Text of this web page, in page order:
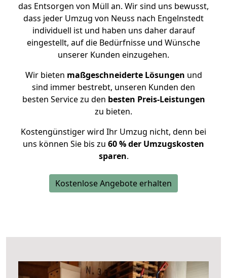
das Entsorgen von Müll an. Wir sind uns bewusst,
dass jeder Umzug von Neuss nach Engelnstedt
individuell ist und haben uns daher darauf
eingestellt, auf die Bedürfnisse und Wünsche
unserer Kunden einzugehen.
Wir bieten maßgeschneiderte Lösungen und
sind immer bestrebt, unseren Kunden den
besten Service zu den besten Preis-Leistungen
zu bieten.
Kostengünstiger wird Ihr Umzug nicht, denn bei
uns können Sie bis zu 60 % der Umzugskosten
sparen.
Kostenlose Angebote erhalten